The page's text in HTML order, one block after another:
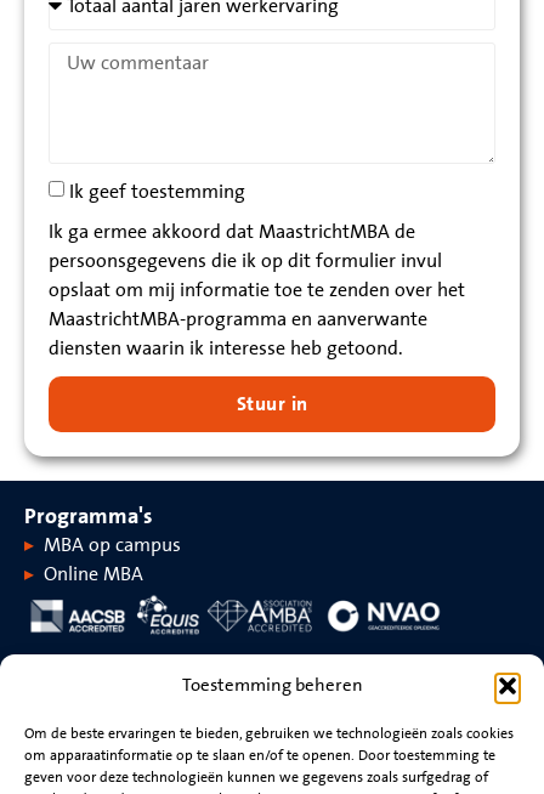
Toestemming beheren
Om de beste ervaringen te bieden, gebruiken we technologieën zoals cookies
om apparaatinformatie op te slaan en/of te openen. Door toestemming te
geven voor deze technologieën kunnen we gegevens zoals surfgedrag of
Ik geef toestemming
Ik ga ermee akkoord dat MaastrichtMBA de
persoonsgegevens die ik op dit formulier invul
opslaat om mij informatie toe te zenden over het
MaastrichtMBA-programma en aanverwante
diensten waarin ik interesse heb getoond.
Stuur in
Programma's
MBA op campus
Online MBA
Over MaastrichtMBA
MaastrichtMBA
Universiteit
accreditaties
Evenementen